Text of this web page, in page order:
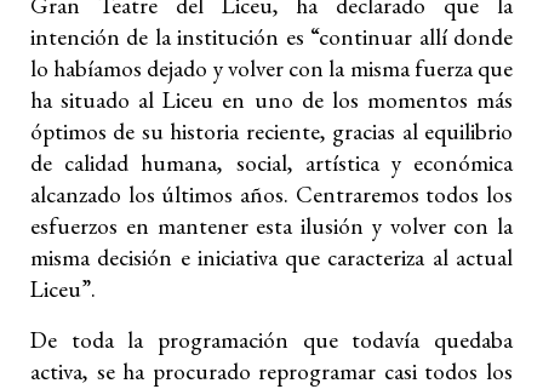
intención de la institución es “continuar allí donde
lo habíamos dejado y volver con la misma fuerza que
ha situado al Liceu en uno de los momentos más
óptimos de su historia reciente, gracias al equilibrio
de calidad humana, social, artística y económica
alcanzado los últimos años. Centraremos todos los
esfuerzos en mantener esta ilusión y volver con la
misma decisión e iniciativa que caracteriza al actual
Liceu”.
De toda la programación que todavía quedaba
activa, se ha procurado reprogramar casi todos los